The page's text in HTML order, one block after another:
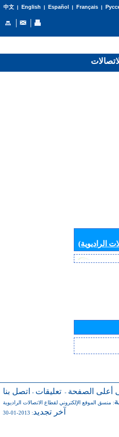
中文| English | Español | Français|
الراديوية)
أعلى الصفحة - تعليقات - اتصل بنا
: منسق الموقع الإلكتروني لقطاع الاتصالات الراديوية
آخر تجديد: 2013-01-30